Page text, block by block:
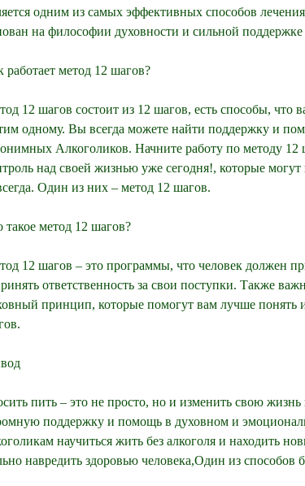
одним из самых эффективных способов
на философии духовности и сильной поддержке
работает метод 12 шагов?
12 шагов состоит из 12 шагов, есть способы, что
одному. Вы всегда можете найти поддержку и
Алкоголиков. Начните работу по методу 12
над своей жизнью уже сегодня!, которые
Один из них – метод 12 шагов.
такое метод 12 шагов?
12 шагов – это программы, что человек должен
ответственность за свои поступки. Также
принцип, которые помогут вам лучше понять
пить – это не просто, но и изменить свою
поддержку и помощь в духовном и
научиться жить без алкоголя и находить
навредить здоровью человека,Один из способов